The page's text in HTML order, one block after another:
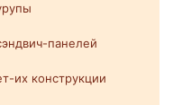
панелей
их конструкции